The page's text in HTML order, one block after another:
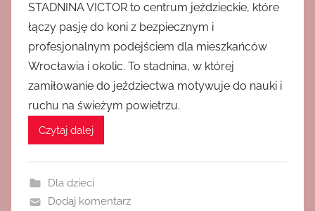
STADNINA VICTOR to centrum jeździeckie, które
łączy pasję do koni z bezpiecznym i
profesjonalnym podejściem dla mieszkańców
Wrocławia i okolic. To stadnina, w której
zamiłowanie do jeździectwa motywuje do nauki i
ruchu na świeżym powietrzu.
Czytaj dalej
Dla dzieci
Dodaj komentarz